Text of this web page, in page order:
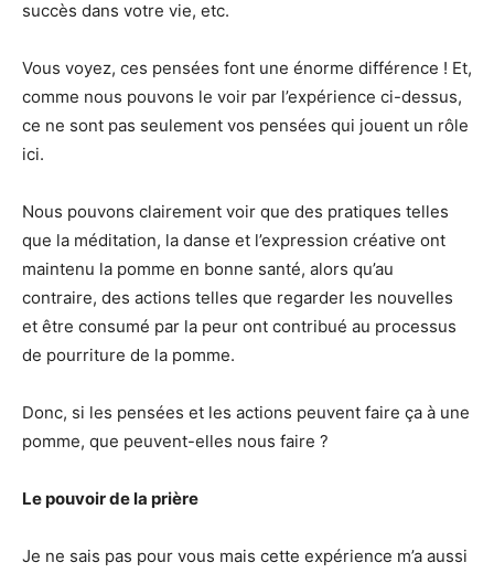
succès dans votre vie, etc.
Vous voyez, ces pensées font une énorme différence ! Et,
comme nous pouvons le voir par l’expérience ci-dessus,
ce ne sont pas seulement vos pensées qui jouent un rôle
ici.
Nous pouvons clairement voir que des pratiques telles
que la méditation, la danse et l’expression créative ont
maintenu la pomme en bonne santé, alors qu’au
contraire, des actions telles que regarder les nouvelles
et être consumé par la peur ont contribué au processus
de pourriture de la pomme.
Donc, si les pensées et les actions peuvent faire ça à une
pomme, que peuvent-elles nous faire ?
Le pouvoir de la prière
Je ne sais pas pour vous mais cette expérience m’a aussi